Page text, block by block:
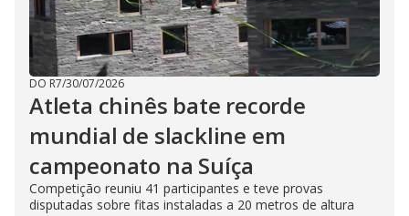
DO R7/30/07/2026
Atleta chinês bate recorde
mundial de slackline em
campeonato na Suíça
Competição reuniu 41 participantes e teve provas
disputadas sobre fitas instaladas a 20 metros de altura